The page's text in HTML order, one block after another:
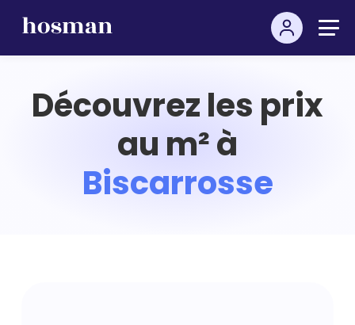
Découvrez les prix
au m² à
Biscarrosse